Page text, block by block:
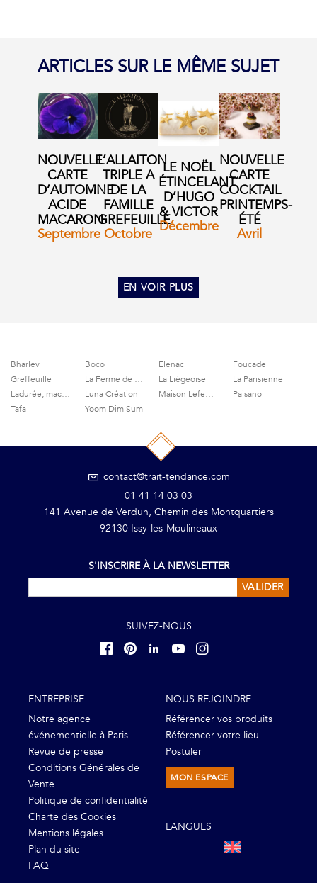
ARTICLES SUR LE MÊME SUJET
NOUVELLE
CARTE
D’AUTOMNE
ACIDE
MACARON
Septembre
L’ALLAITON
TRIPLE A
DE LA
FAMILLE
GREFEUILLE
Octobre
LE NOËL
ÉTINCELANT
D’HUGO
& VICTOR
Décembre
NOUVELLE
CARTE
COCKTAIL
PRINTEMPS-
ÉTÉ
Avril
EN VOIR PLUS
Bharlev Boco Elenac
Foucade
Greffeuille
La Ferme de Grignon La Liégeoise
La Parisienne
Ladurée, macarons et gourmandises
Luna Création Maison Lefeuvre
Paisano
Tafa
Yoom Dim Sum
contact@trait-tendance.com
01 41 14 03 03
141 Avenue de Verdun, Chemin des Montquartiers
92130 Issy-les-Moulineaux
S'INSCRIRE À LA NEWSLETTER
VALIDER
SUIVEZ-NOUS
ENTREPRISE
Notre agence
événementielle à Paris
Revue de presse
Conditions Générales de
Vente
Politique de confidentialité
Charte des Cookies
Mentions légales
Plan du site
FAQ
NOUS REJOINDRE
Référencer vos produits
Référencer votre lieu
Postuler
MON ESPACE
LANGUES